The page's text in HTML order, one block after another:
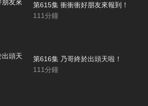
第615集 衝衝衝好朋友來報到！
111分鐘
第616集 乃哥終於出頭天啦！
111分鐘